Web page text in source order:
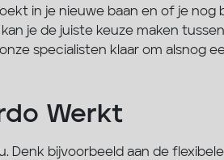
in je nieuwe baan en of je
je de juiste keuze maken
specialisten klaar om alsnog
Werkt
bijvoorbeeld aan de